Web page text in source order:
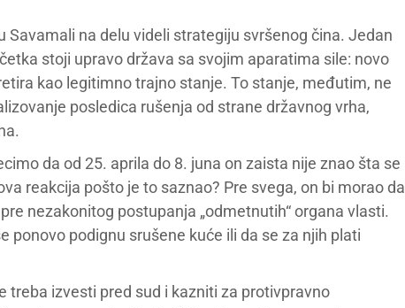
Savamali na delu videli strategiju svršenog čina. Jedan
stoji upravo država sa svojim aparatima sile: novo
kao legitimno trajno stanje. To stanje, međutim, ne
posledica rušenja od strane državnog vrha,
da od 25. aprila do 8. juna on zaista nije znao šta se
reakcija pošto je to saznao? Pre svega, on bi morao da
nezakonitog postupanja „odmetnutih“ organa vlasti.
ponovo podignu srušene kuće ili da se za njih plati
treba izvesti pred sud i kazniti za protivpravno